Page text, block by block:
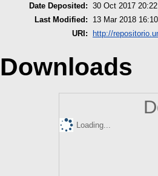
Date Deposited: 30 Oct 2017 20:22
Last Modified:
13 Mar 2018 16:10
URI:
http://
Downloads
Loading...